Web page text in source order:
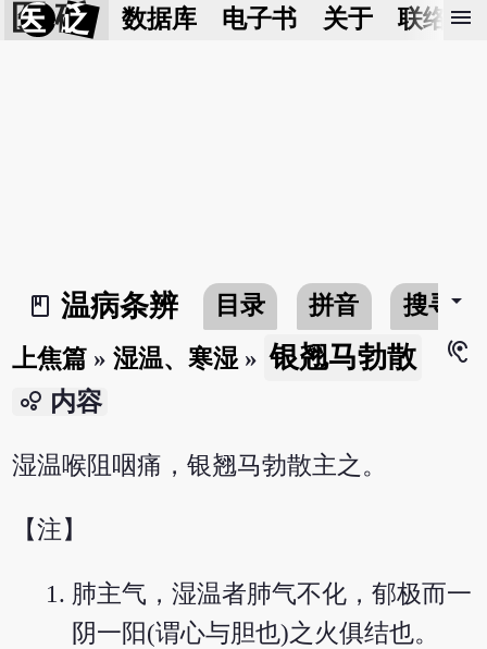
医 砭 数据库 电子书 关于 联络我
menu
book_2
温病条辨 目录 拼音 搜寻arrow_drop_down
上焦篇 »湿温、寒湿 » 银翘马勃散
hearing
bubble_chart 内容
湿温喉阻咽痛，银翘马勃散主之。
【注】
肺主气，湿温者肺气不化，郁极而一
阴一阳(谓心与胆也)之火俱结也。